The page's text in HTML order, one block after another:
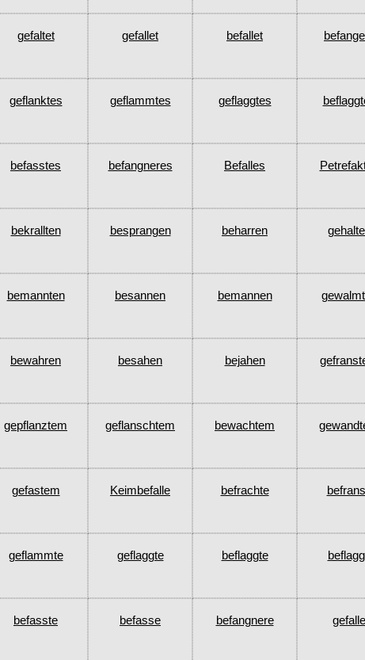
gefaltet gefallet befallet
geflanktes geflammtes geflaggtes
befasstes befangneres Befalles
bekrallten besprangen beharren
bemannten besannen bemannen
bewahren besahen bejahen
gepflanztem geflanschtem bewachtem
gefastem Keimbefalle befrachte
geflammte geflaggte beflaggte
befasste befasse befangnere gefalle